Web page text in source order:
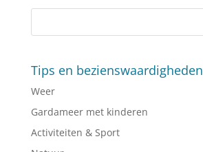
Tips en bezienswaardigheden
Weer
Gardameer met kinderen
Activiteiten & Sport